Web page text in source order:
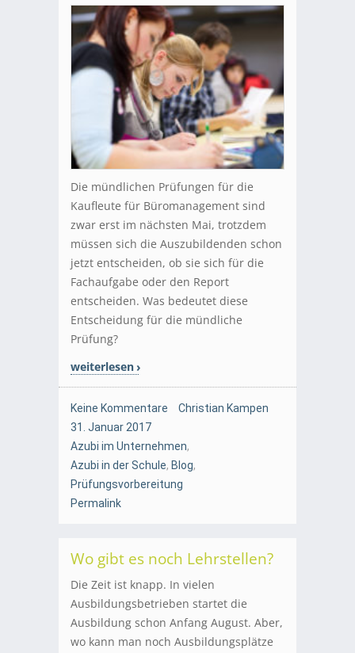
Die mündlichen Prüfungen für die
Kaufleute für Büromanagement sind
zwar erst im nächsten Mai, trotzdem
müssen sich die Auszubildenden schon
jetzt entscheiden, ob sie sich für die
Fachaufgabe oder den Report
entscheiden. Was bedeutet diese
Entscheidung für die mündliche
Prüfung?
weiterlesen
Keine Kommentare
Christian Kampen
31. Januar 2017
Azubi im Unternehmen,
Azubi in der Schule, Blog,
Prüfungsvorbereitung
Permalink
Wo gibt es noch Lehrstellen?
Die Zeit ist knapp. In vielen
Ausbildungsbetrieben startet die
Ausbildung schon Anfang August. Aber,
wo kann man noch Ausbildungsplätze